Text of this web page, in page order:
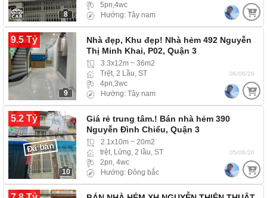
8
5pn,4wc
Hướng: Tây nam
9.5 Tỷ
9
Nhà đẹp, Khu đẹp! Nhà hẻm 492 Nguyễn
Thị Minh Khai, P02, Quận 3
3.3x12m ~ 36m2
Trệt, 2 Lầu, ST
4pn,3wc
Hướng: Tây nam
06/06/26
5.2 Tỷ
10
Đã bán
Giá rẻ trung tâm.! Bán nhà hẻm 390
Nguyễn Đình Chiểu, Quận 3
2.1x10m ~ 20m2
trệt, Lửng, 2 lầu, ST
2pn, 4wc
Hướng: Đông bắc
05/06/26